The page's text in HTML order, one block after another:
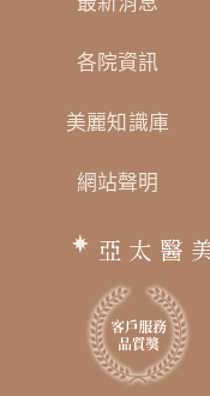
各院資訊
美麗知識庫
網站聲明
亞太醫